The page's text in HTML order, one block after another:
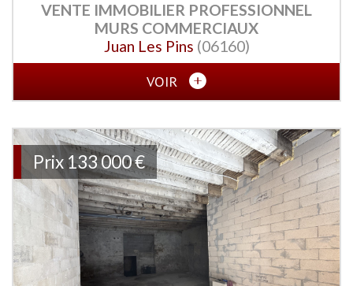
VENTE IMMOBILIER PROFESSIONNEL
MURS COMMERCIAUX
Juan Les Pins (06160)
VOIR
Prix133 000 €